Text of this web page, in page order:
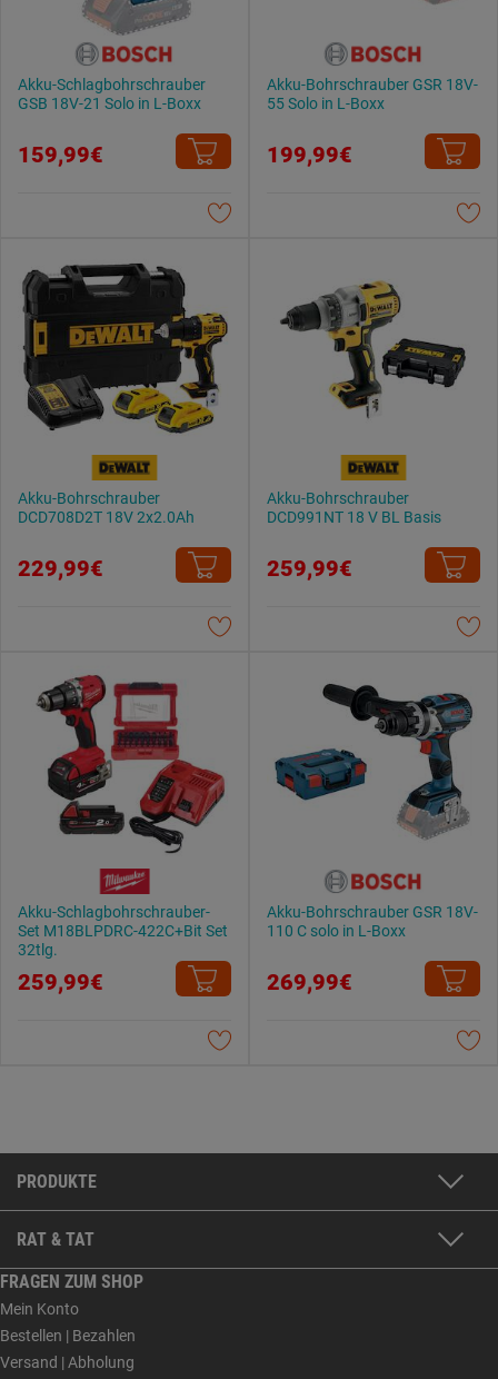
Akku-Schlagbohrschrauber
GSB 18V-21 Solo in L-Boxx
159,99€
Akku-Bohrschrauber GSR 18V-
55 Solo in L-Boxx
199,99€
Akku-Bohrschrauber
DCD708D2T 18V 2x2.0Ah
229,99€
Akku-Bohrschrauber
DCD991NT 18 V BL Basis
259,99€
Akku-Schlagbohrschrauber-
Set M18BLPDRC-422C+Bit Set
32tlg.
259,99€
Akku-Bohrschrauber GSR 18V-
110 C solo in L-Boxx
269,99€
PRODUKTE
RAT & TAT
FRAGEN ZUM SHOP
Mein Konto
Bestellen | Bezahlen
Versand | Abholung